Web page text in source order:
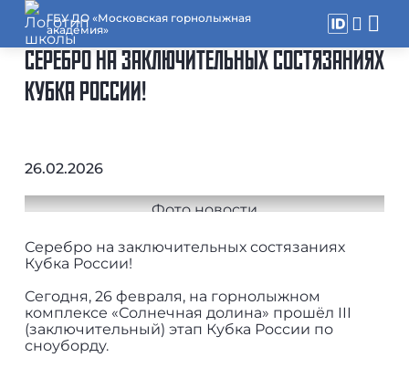
ГБУ ДО «Московская горнолыжная
академия»
СЕРЕБРО НА ЗАКЛЮЧИТЕЛЬНЫХ СОСТЯЗАНИЯХ
КУБКА РОССИИ!
26.02.2026
Серебро на заключительных состязаниях
Кубка России!
Сегодня, 26 февраля, на горнолыжном
комплексе «Солнечная долина» прошёл III
(заключительный) этап Кубка России по
сноуборду.